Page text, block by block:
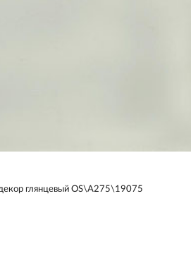
глянцевый OS\A275\19075